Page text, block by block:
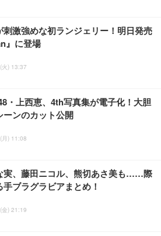
刺激強めな初ランジェリー！明日発売
』に登場
) 13:37
・上西恵、4th写真集が電子化！大胆
ーンのカット公開
) 11:08
実、藤田ニコル、熊切あさ美も……際
手ブラグラビアまとめ！
) 21:19